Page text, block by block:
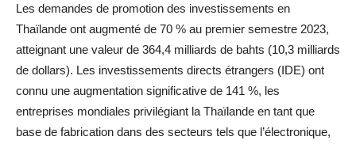
Les demandes de promotion des investissements en
Thaïlande ont augmenté de 70 % au premier semestre 2023,
atteignant une valeur de 364,4 milliards de bahts (10,3 milliards
de dollars). Les investissements directs étrangers (IDE) ont
connu une augmentation significative de 141 %, les
entreprises mondiales privilégiant la Thaïlande en tant que
base de fabrication dans des secteurs tels que l’électronique,